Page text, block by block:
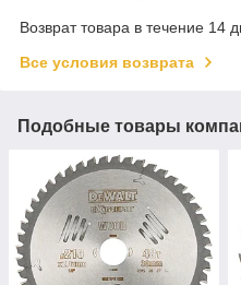
Возврат товара в течение 14
Все условия возврата
Подобные товары